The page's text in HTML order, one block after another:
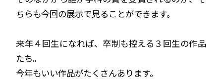
ちらも今回の展示で見ることができます。
来年４回生になれば、卒制も控える３回生の作品
たち。
今年もいい作品がたくさんあります。